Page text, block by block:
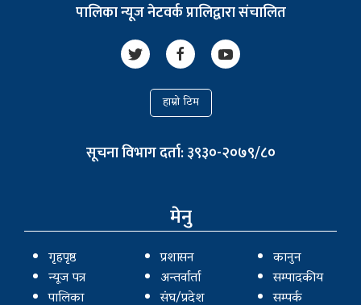
पालिका न्यूज नेटवर्क प्रालिद्वारा संचालित
हाम्रो टिम
सूचना विभाग दर्ता: ३९३०-२०७९/८०
मेनु
गृहपृष्ठ
न्यूज पत्र
पालिका
प्रशासन
अन्तर्वार्ता
संघ/प्रदेश
कानुन
सम्पादकीय
सम्पर्क